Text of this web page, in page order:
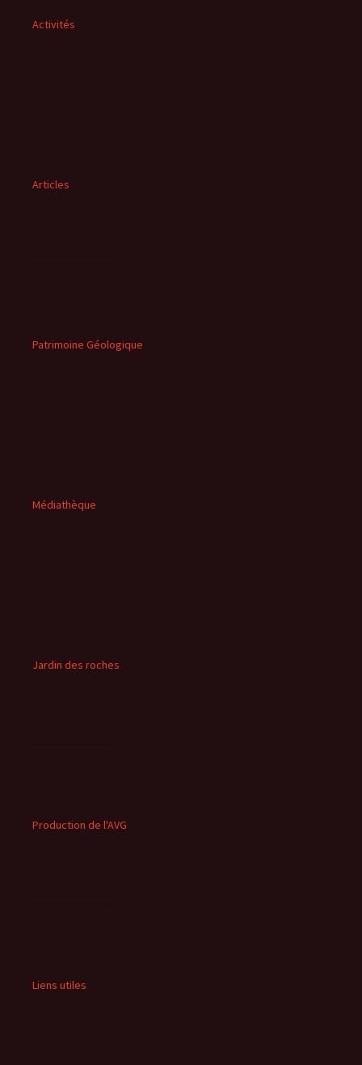
Activités
Articles
Patrimoine Géologique
Médiathèque
Jardin des roches
Production de l'AVG
Liens utiles